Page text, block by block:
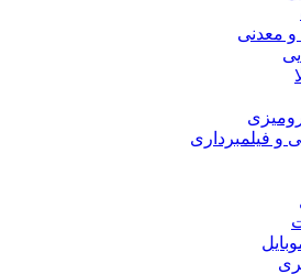
و معدنی
و فیلمبرداری